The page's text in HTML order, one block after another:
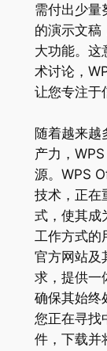
需付出少量
的演示文稿
大功能。这
术讨论，
让您专注于
随着越来越
产力，
源。WPS
技术，正在
式，使其成
工作方式的
官方网站及
求，提供一
确保其始终
您正在寻找
件，下载并